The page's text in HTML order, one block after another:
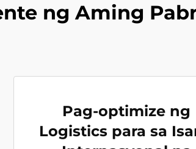
ng Aming
Pag-optimize ng
Logistics para sa